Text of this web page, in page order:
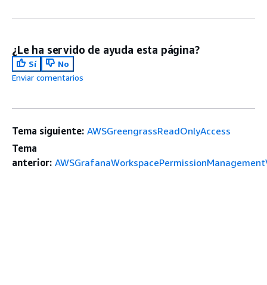
¿Le ha servido de ayuda esta página?
Sí
No
Enviar comentarios
Tema siguiente: AWSGreengrassReadOnlyAccess
Tema
anterior: